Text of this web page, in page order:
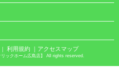
｜ 利用規約 ｜アクセスマップ
ックホーム広島店】 All rights reserved.